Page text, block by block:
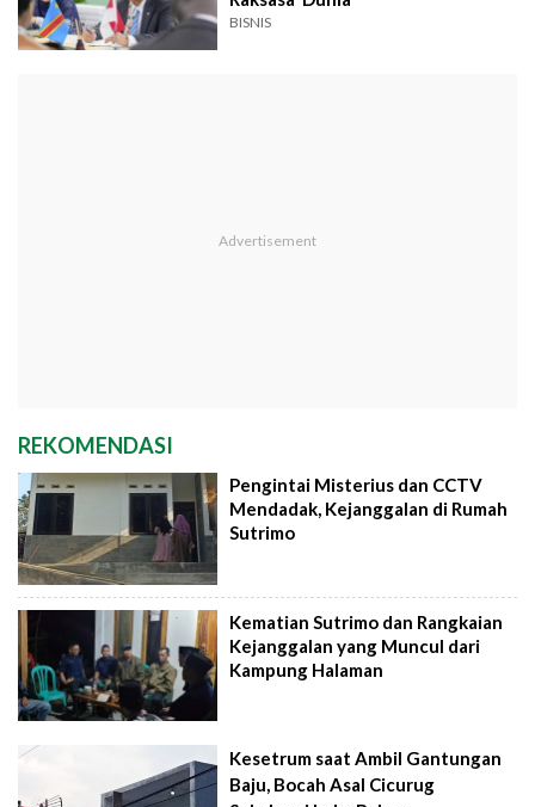
BISNIS
REKOMENDASI
Pengintai Misterius dan CCTV
Mendadak, Kejanggalan di Rumah
Sutrimo
Kematian Sutrimo dan Rangkaian
Kejanggalan yang Muncul dari
Kampung Halaman
Kesetrum saat Ambil Gantungan
Baju, Bocah Asal Cicurug